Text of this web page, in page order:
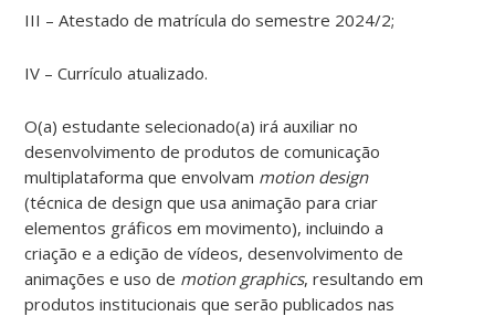
III – Atestado de matrícula do semestre 2024/2;
IV – Currículo atualizado.
O(a) estudante selecionado(a) irá auxiliar no
desenvolvimento de produtos de comunicação
multiplataforma que envolvam motion design
(técnica de design que usa animação para criar
elementos gráficos em movimento), incluindo a
criação e a edição de vídeos, desenvolvimento de
animações e uso de motion graphics, resultando em
produtos institucionais que serão publicados nas